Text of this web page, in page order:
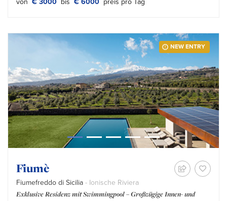
von € 3000 bis € 6000 preis pro Tag
NEW ENTRY
Fiumè
Fiumefreddo di Sicilia - Ionische Riviera
Exklusive Residenz mit Swimmingpool – Großzügige Innen- und